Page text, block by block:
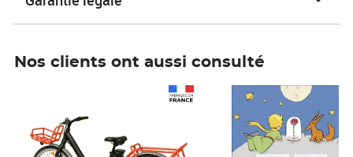
Nos clients ont aussi consulté
Prix 7,50€